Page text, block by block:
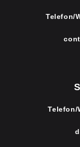
Telefon/
Telefon/